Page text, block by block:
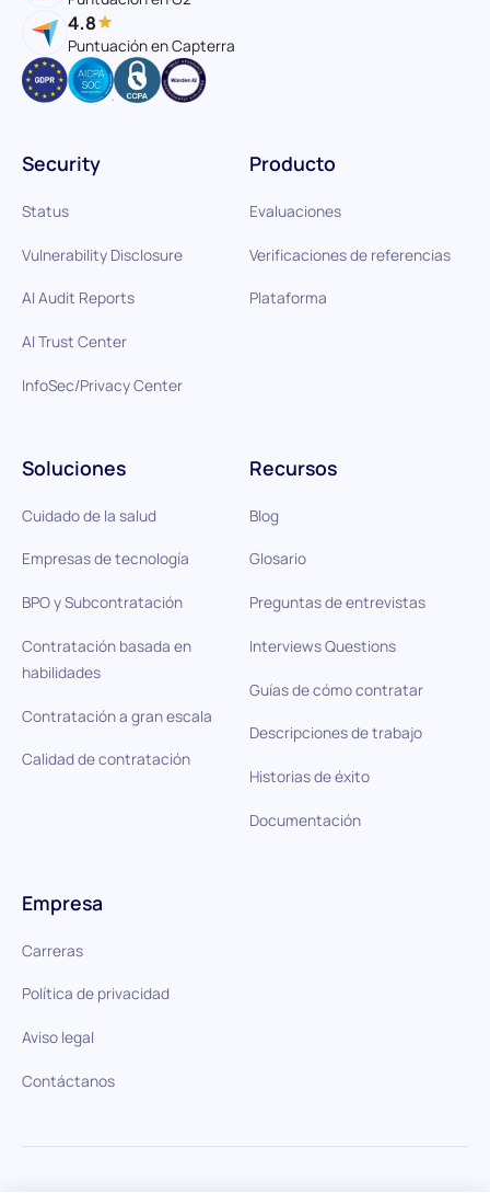
4.8
Puntuación en Capterra
Producto
Evaluaciones
Verificaciones de referencias
Plataforma
Soluciones
Cuidado de la salud
Empresas de tecnología
BPO y Subcontratación
Contratación basada en
habilidades
Contratación a gran escala
Calidad de contratación
Recursos
Blog
Glosario
Preguntas de entrevistas
Interviews Questions
Guías de cómo contratar
Descripciones de trabajo
Historias de éxito
Documentación
Security
Status
Vulnerability Disclosure
AI Audit Reports
AI Trust Center
InfoSec/Privacy Center
Empresa
Carreras
Política de privacidad
Aviso legal
Contáctanos